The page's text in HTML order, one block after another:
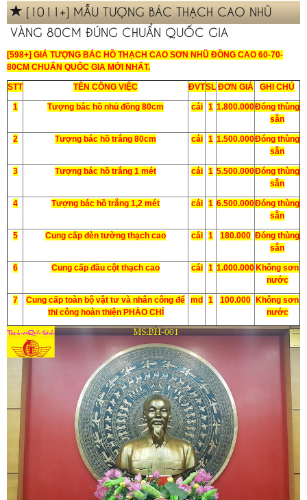
[1011+] MẪU TƯỢNG BÁC THẠCH CAO NHŨ
VÀNG 80CM ĐÚNG CHUẨN QUỐC GIA
[598+] GIÁ TƯỢNG BÁC HỒ THẠCH CAO SƠN NHŨ ĐỒNG CAO 60-70-
80CM CHUẨN QUỐC GIA MỚI NHẤT.
STT TÊN CÔNG VIỆC ĐVTSL ĐƠN GIÁ GHI CHÚ
1 Tượng bác hồ nhủ đồng 80cm cái 1 1.800.000Đóng thùng
sẵn
2 Tượng bác hồ trắng 80cm cái 1 1.500.000Đóng thùng
sẵn
3 Tượng bác hồ trắng 1 mét cái 1 5.500.000Đóng thùng
sẵn
4 Tượng bác hồ trắng 1,2 mét cái 1 6.500.000Đóng thùng
sẵn
5 Cung cấp đèn tường thạch cao cái 1 180.000 Đóng thùng
sẵn
6 Cung cấp đầu cột thạch cao cái 1 1.000.000Không sơn
nước
7
Cung cấp toàn bộ vật tư và nhân công để
thi công hoàn thiện PHÀO CHỈ
md 1 100.000 Không sơn
nước